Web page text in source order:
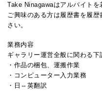
Take Ninagawaはアルバイトを
ご興味のある方は履歴書を履
さい。
業務内容
ギャラリー運営全般に関わる
・作品の梱包、運搬作業
・コンピューター入力業務
・日⇔英翻訳